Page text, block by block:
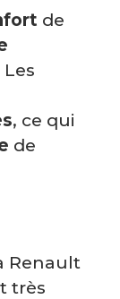
de
, ce qui
de
Renault
très